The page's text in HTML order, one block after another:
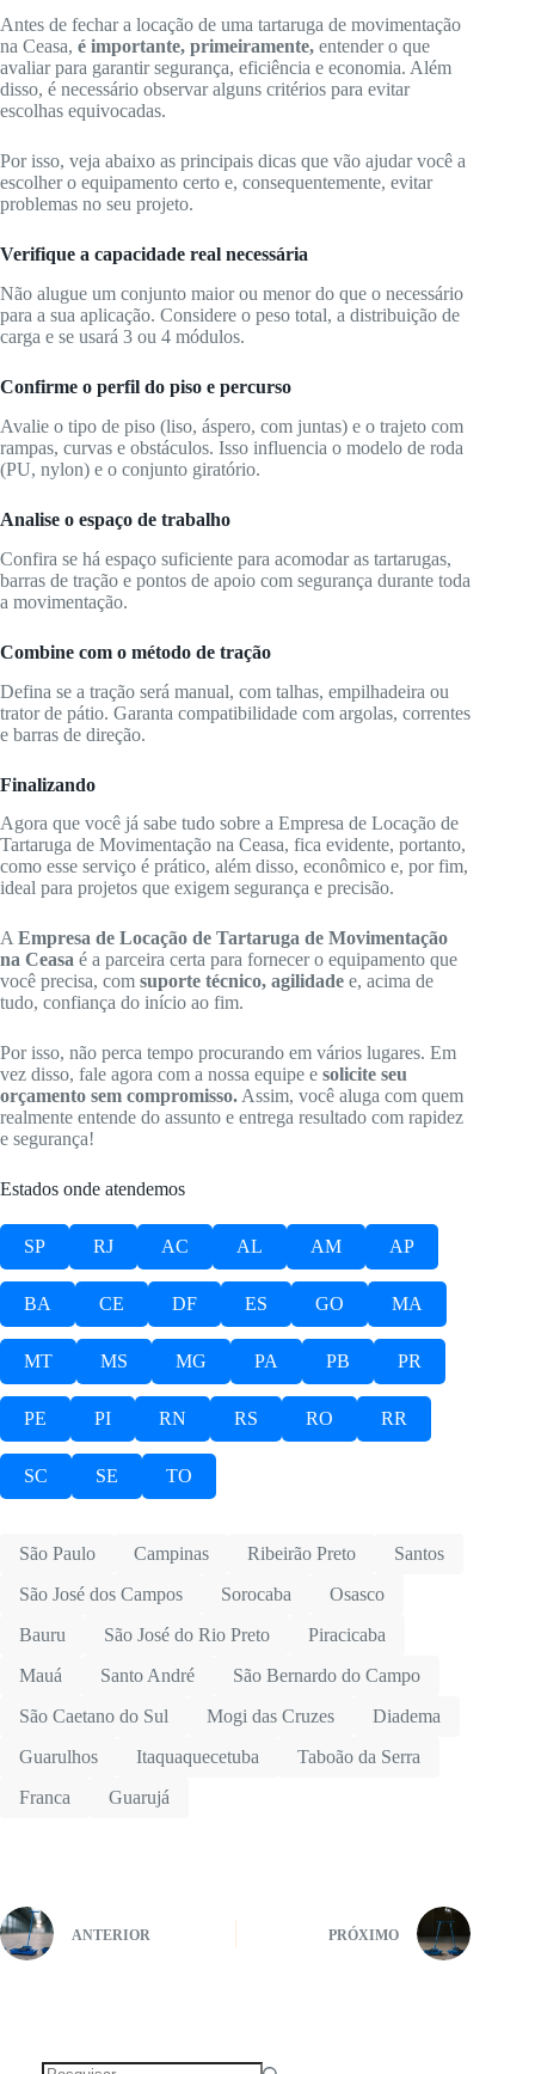
Antes de fechar a locação de uma tartaruga de movimentação
na Ceasa, é importante, primeiramente, entender o que
avaliar para garantir segurança, eficiência e economia. Além
disso, é necessário observar alguns critérios para evitar
escolhas equivocadas.
Por isso, veja abaixo as principais dicas que vão ajudar você a
escolher o equipamento certo e, consequentemente, evitar
problemas no seu projeto.
Verifique a capacidade real necessária
Não alugue um conjunto maior ou menor do que o necessário
para a sua aplicação. Considere o peso total, a distribuição de
carga e se usará 3 ou 4 módulos.
Confirme o perfil do piso e percurso
Avalie o tipo de piso (liso, áspero, com juntas) e o trajeto com
rampas, curvas e obstáculos. Isso influencia o modelo de roda
(PU, nylon) e o conjunto giratório.
Analise o espaço de trabalho
Confira se há espaço suficiente para acomodar as tartarugas,
barras de tração e pontos de apoio com segurança durante toda
a movimentação.
Combine com o método de tração
Defina se a tração será manual, com talhas, empilhadeira ou
trator de pátio. Garanta compatibilidade com argolas, correntes
e barras de direção.
Finalizando
Agora que você já sabe tudo sobre a Empresa de Locação de
Tartaruga de Movimentação na Ceasa, fica evidente, portanto,
como esse serviço é prático, além disso, econômico e, por fim,
ideal para projetos que exigem segurança e precisão.
A Empresa de Locação de Tartaruga de Movimentação
na Ceasa é a parceira certa para fornecer o equipamento que
você precisa, com suporte técnico, agilidade e, acima de
tudo, confiança do início ao fim.
Por isso, não perca tempo procurando em vários lugares. Em
vez disso, fale agora com a nossa equipe e solicite seu
orçamento sem compromisso. Assim, você aluga com quem
realmente entende do assunto e entrega resultado com rapidez
e segurança!
Estados onde atendemos
SP RJ AC AL AM AP
BA CE DF ES GO MA
MT MS MG PA PB PR
PE PI RN RS RO RR
SC SE TO
São Paulo Campinas Ribeirão Preto
Santos
São José dos Campos
Sorocaba
Osasco
Bauru
São José do Rio Preto
Piracicaba
Mauá
Santo André
São Bernardo do Campo
São Caetano do Sul
Mogi das Cruzes
Diadema
Guarulhos
Itaquaquecetuba
Taboão da Serra
Franca
Guarujá
ANTERIOR PRÓXIMO